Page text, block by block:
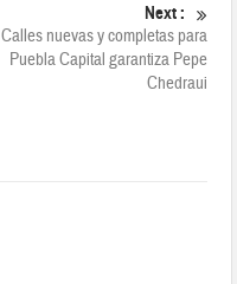
Next :
Calles nuevas y completas para
Puebla Capital garantiza Pepe
Chedraui